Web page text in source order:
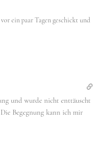
ein paar Tagen geschickt und
und wurde nicht enttäuscht
Begegnung kann ich mir